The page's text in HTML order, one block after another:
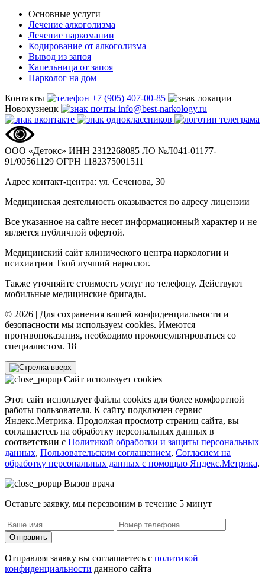
Основные услуги
Лечение алкоголизма
Лечение наркомании
Кодирование от алкоголизма
Вывод из запоя
Капельница от запоя
Нарколог на дом
Контакты
+7 (905) 407-00-85
Новокузнецк
info@best-narkology.ru
ООО «Детокс» ИНН 2312268085 ЛО №Л041-01177-
91/00561129 ОГРН 1182375001511
Адрес контакт-центра: ул. Сеченова, 30
Медицинская деятельность оказывается по адресу лицензии
Все указанное на сайте несет информационный характер и не
является публичной офертой.
Медицинский сайт клинического центра наркологии и
психиатрии Твой лучший нарколог.
Также уточняйте стоимость услуг по телефону. Действуют
мобильные медицинские бригады.
© 2026 | Для сохранения вашей конфиденциальности и
безопасности мы используем cookies. Имеются
противопоказания, необходимо проконсультироваться со
специалистом. 18+
Сайт использует cookies
Этот сайт использует файлы cookies для более комфортной
работы пользователя. К сайту подключен сервис
Яндекс.Метрика. Продолжая просмотр страниц сайта, вы
соглашаетесь на обработку персональных данных в
соответствии с Политикой обработки и защиты персональных
данных, Пользовательским соглашением, Согласием на
обработку персональных данных с помощью Яндекс.Метрика.
Вызов врача
Оставьте заявку, мы перезвоним в течение 5 минут
Отправить
Отправляя заявку вы соглашаетесь с политикой
конфиденциальности данного сайта